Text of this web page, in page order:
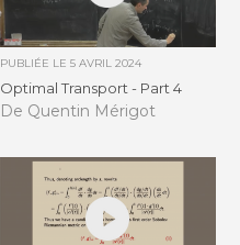
PUBLIÉE LE 5 AVRIL 2024
Optimal Transport - Part 4
De Quentin Mérigot